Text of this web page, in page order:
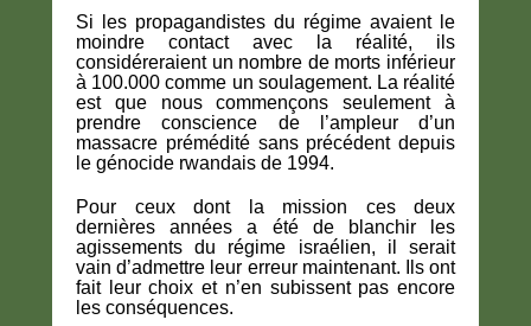
Si les propagandistes du régime avaient le
moindre contact avec la réalité, ils
considéreraient un nombre de morts inférieur
à 100.000 comme un soulagement. La réalité
est que nous commençons seulement à
prendre conscience de l’ampleur d’un
massacre prémédité sans précédent depuis
le génocide rwandais de 1994.
Pour ceux dont la mission ces deux
dernières années a été de blanchir les
agissements du régime israélien, il serait
vain d’admettre leur erreur maintenant. Ils ont
fait leur choix et n’en subissent pas encore
les conséquences.